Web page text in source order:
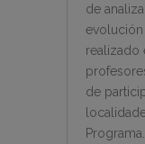
de
evolución
realizado
de